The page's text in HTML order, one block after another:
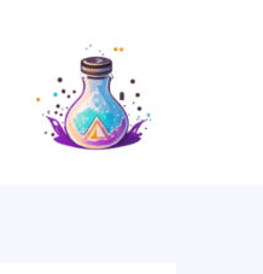
نوشته